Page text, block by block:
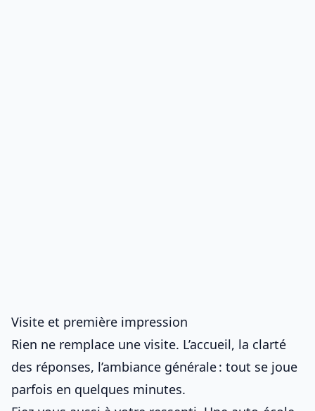
Visite et première impression
Rien ne remplace une visite. L’accueil, la clarté
des réponses, l’ambiance générale : tout se joue
parfois en quelques minutes.